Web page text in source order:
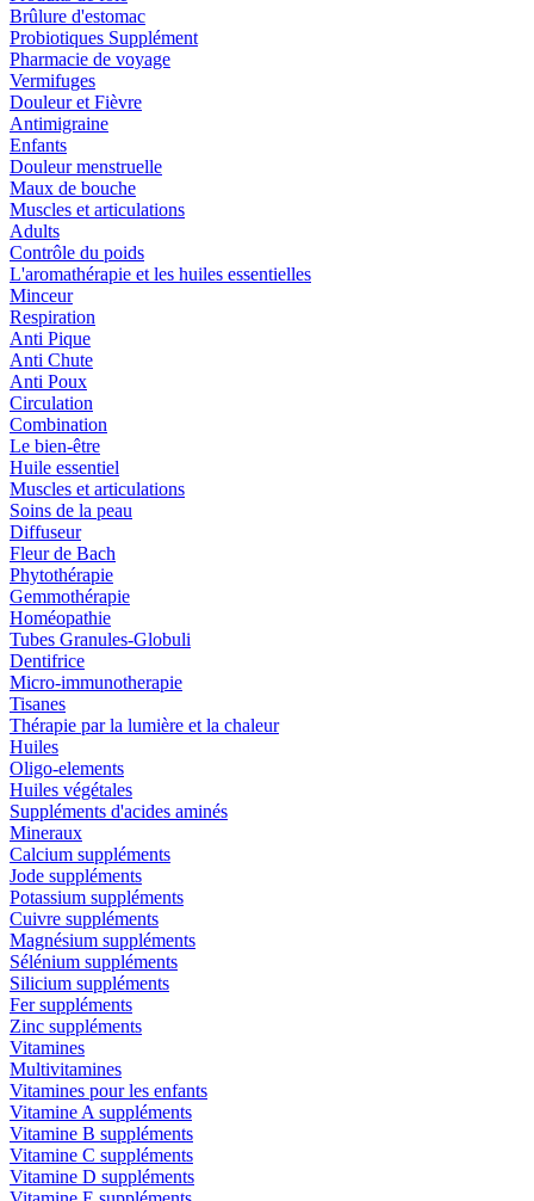
Brûlure d'estomac
Probiotiques Supplément
Pharmacie de voyage
Vermifuges
Douleur et Fièvre
Antimigraine
Enfants
Douleur menstruelle
Maux de bouche
Muscles et articulations
Adults
Contrôle du poids
L'aromathérapie et les huiles essentielles
Minceur
Respiration
Anti Pique
Anti Chute
Anti Poux
Circulation
Combination
Le bien-être
Huile essentiel
Muscles et articulations
Soins de la peau
Diffuseur
Fleur de Bach
Phytothérapie
Gemmothérapie
Homéopathie
Tubes Granules-Globuli
Dentifrice
Micro-immunotherapie
Tisanes
Thérapie par la lumière et la chaleur
Huiles
Oligo-elements
Huiles végétales
Suppléments d'acides aminés
Mineraux
Calcium suppléments
Jode suppléments
Potassium suppléments
Cuivre suppléments
Magnésium suppléments
Sélénium suppléments
Silicium suppléments
Fer suppléments
Zinc suppléments
Vitamines
Multivitamines
Vitamines pour les enfants
Vitamine A suppléments
Vitamine B suppléments
Vitamine C suppléments
Vitamine D suppléments